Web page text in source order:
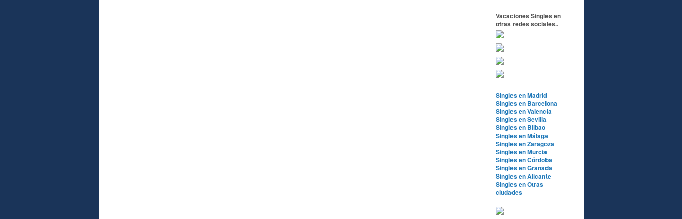
Vacaciones Singles en
otras redes sociales..
Singles en Madrid
Singles en Barcelona
Singles en Valencia
Singles en Sevilla
Singles en Bilbao
Singles en Málaga
Singles en Zaragoza
Singles en Murcia
Singles en Córdoba
Singles en Granada
Singles en Alicante
Singles en Otras
ciudades